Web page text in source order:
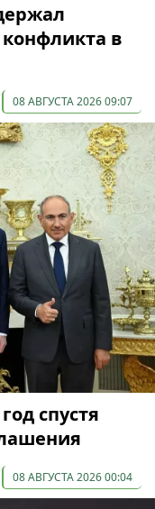
в
08 АВГУСТА 2026 09:07
спустя
08 АВГУСТА 2026 00:04